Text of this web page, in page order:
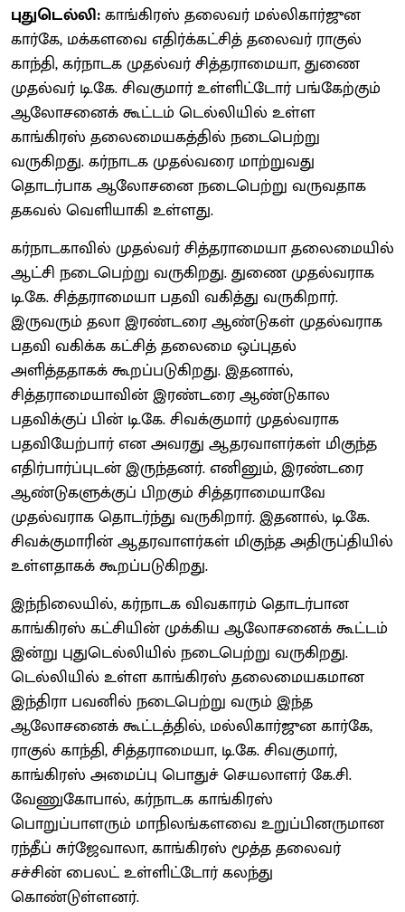
புதுடெல்லி:காங்கிரஸ் தலைவர் மல்லிகார்ஜுன
கார்கே, மக்களவை எதிர்க்கட்சித் தலைவர் ராகுல்
காந்தி, கர்நாடக முதல்வர் சித்தராமையா, துணை
முதல்வர் டி.கே. சிவகுமார் உள்ளிட்டோர் பங்கேற்கும்
ஆலோசனைக் கூட்டம் டெல்லியில் உள்ள
காங்கிரஸ் தலைமையகத்தில் நடைபெற்று
வருகிறது. கர்நாடக முதல்வரை மாற்றுவது
தொடர்பாக ஆலோசனை நடைபெற்று வருவதாக
தகவல் வெளியாகி உள்ளது.
கர்நாடகாவில் முதல்வர் சித்தராமையா தலைமையில்
ஆட்சி நடைபெற்று வருகிறது. துணை முதல்வராக
டி.கே. சித்தராமையா பதவி வகித்து வருகிறார்.
இருவரும் தலா இரண்டரை ஆண்டுகள் முதல்வராக
பதவி வகிக்க கட்சித் தலைமை ஒப்புதல்
அளித்ததாகக் கூறப்படுகிறது. இதனால்,
சித்தராமையாவின் இரண்டரை ஆண்டுகால
பதவிக்குப் பின் டி.கே. சிவக்குமார் முதல்வராக
பதவியேற்பார் என அவரது ஆதரவாளர்கள் மிகுந்த
எதிர்பார்ப்புடன் இருந்தனர். எனினும், இரண்டரை
ஆண்டுகளுக்குப் பிறகும் சித்தராமையாவே
முதல்வராக தொடர்ந்து வருகிறார். இதனால், டி.கே.
சிவக்குமாரின் ஆதரவாளர்கள் மிகுந்த அதிருப்தியில்
உள்ளதாகக் கூறப்படுகிறது.
இந்நிலையில், கர்நாடக விவகாரம் தொடர்பான
காங்கிரஸ் கட்சியின் முக்கிய ஆலோசனைக் கூட்டம்
இன்று புதுடெல்லியில் நடைபெற்று வருகிறது.
டெல்லியில் உள்ள காங்கிரஸ் தலைமையகமான
இந்திரா பவனில் நடைபெற்று வரும் இந்த
ஆலோசனைக் கூட்டத்தில், மல்லிகார்ஜுன கார்கே,
ராகுல் காந்தி, சித்தராமையா, டி.கே. சிவகுமார்,
காங்கிரஸ் அமைப்பு பொதுச் செயலாளர் கே.சி.
வேணுகோபால், கர்நாடக காங்கிரஸ்
பொறுப்பாளரும் மாநிலங்களவை உறுப்பினருமான
ரந்தீப் சுர்ஜேவாலா, காங்கிரஸ் மூத்த தலைவர்
சச்சின் பைலட் உள்ளிட்டோர் கலந்து
கொண்டுள்ளனர்.